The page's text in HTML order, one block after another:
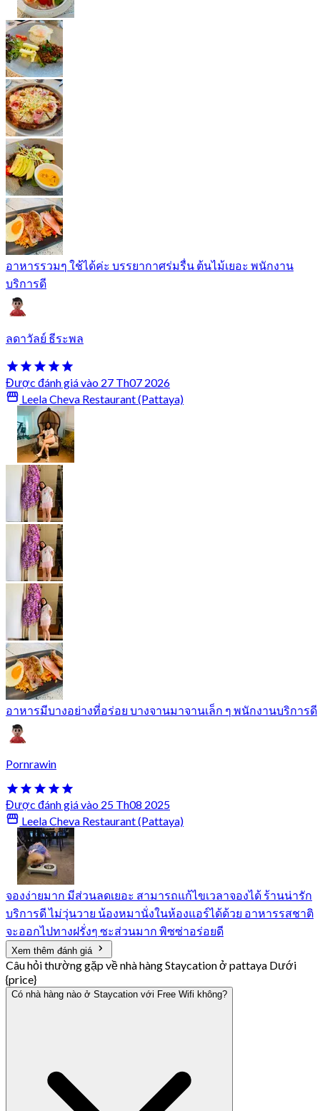
อาหารรวมๆ ใช้ได้ค่ะ บรรยากาศร่มรื่น ต้นไม้เยอะ พนักงาน
บริการดี
ลดาวัลย์ ธีระพล
Được đánh giá vào 27 Th07 2026
Leela Cheva Restaurant (Pattaya)
อาหารมีบางอย่างที่อร่อย บางจานมาจานเล็ก ๆ พนักงานบริการดี
Pornrawin
Được đánh giá vào 25 Th08 2025
Leela Cheva Restaurant (Pattaya)
จองง่ายมาก มีส่วนลดเยอะ สามารถแก้ไขเวลาจองได้ ร้านน่ารัก
บริการดี ไม่วุ่นวาย น้องหมานั่งในห้องแอร์ได้ด้วย อาหารรสชาติ
จะออกไปทางฝรั่งๆ ซะส่วนมาก พิซซ่าอร่อยดี
Xem thêm đánh giá
Câu hỏi thường gặp về nhà hàng Staycation ở pattaya Dưới
{price}
Có nhà hàng nào ở Staycation với Free Wifi không?